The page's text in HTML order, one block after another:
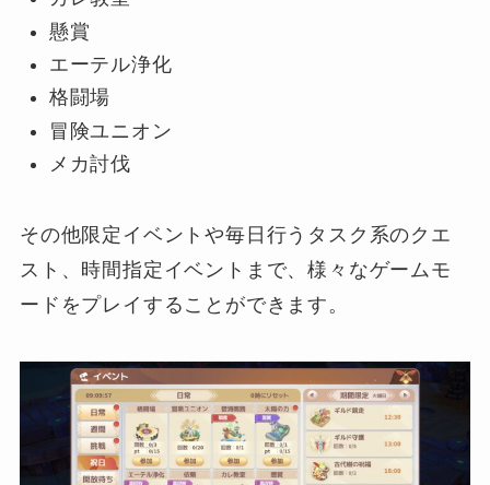
懸賞
エーテル浄化
格闘場
冒険ユニオン
メカ討伐
その他限定イベントや毎日行うタスク系のクエ
スト、時間指定イベントまで、様々なゲームモ
ードをプレイすることができます。